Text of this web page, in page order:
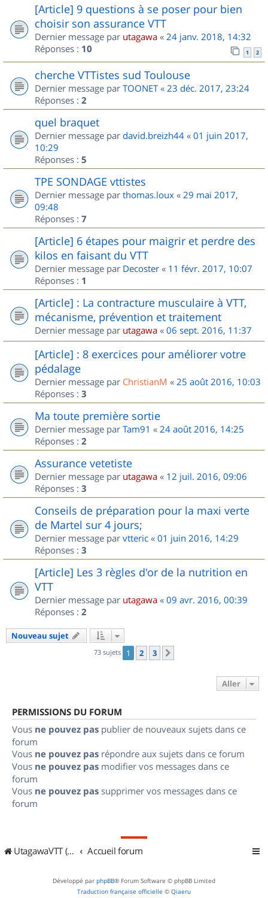
[Article] 9 questions à se poser pour bien
choisir son assurance VTT
Dernier message par utagawa « 24 janv. 2018, 14:32
Réponses : 10 1 2
cherche VTTistes sud Toulouse
Dernier message par TOONET« 23 déc. 2017, 23:24
Réponses : 2
quel braquet
Dernier message par david.breizh44 « 01 juin 2017,
10:29
Réponses : 5
TPE SONDAGE vttistes
Dernier message par thomas.loux « 29 mai 2017,
09:48
Réponses : 7
[Article] 6 étapes pour maigrir et perdre des
kilos en faisant du VTT
Dernier message par Decoster « 11 févr. 2017, 10:07
Réponses : 1
[Article] : La contracture musculaire à VTT,
mécanisme, prévention et traitement
Dernier message par utagawa « 06 sept. 2016, 11:37
[Article] : 8 exercices pour améliorer votre
pédalage
Dernier message par ChristianM « 25 août 2016, 10:03
Réponses : 3
Ma toute première sortie
Dernier message par Tam91 « 24 août 2016, 14:25
Réponses : 2
Assurance vetetiste
Dernier message par utagawa « 12 juil. 2016, 09:06
Réponses : 3
Conseils de préparation pour la maxi verte
de Martel sur 4 jours;
Dernier message par vtteric « 01 juin 2016, 14:29
Réponses : 3
[Article] Les 3 règles d'or de la nutrition en
VTT
Dernier message par utagawa « 09 avr. 2016, 00:39
Réponses : 2
Nouveau sujet
73 sujets 1 2 3
Aller
PERMISSIONS DU FORUM
Vous ne pouvez pas publier de nouveaux sujets dans ce
forum
Vous ne pouvez pas répondre aux sujets dans ce forum
Vous ne pouvez pas modifier vos messages dans ce
forum
Vous ne pouvez pas supprimer vos messages dans ce
forum
UtagawaVTT (Randos VTT et VTTAE avec traces GPS) Accueil forum
Développé par phpBB® Forum Software © phpBB Limited
Traduction française officielle © Qiaeru